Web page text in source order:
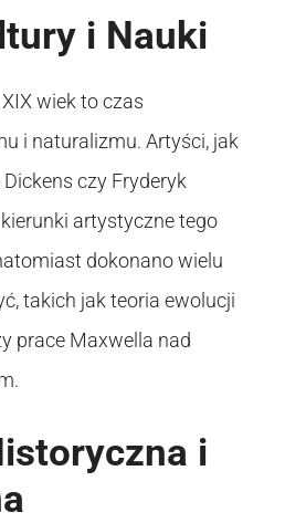
i Nauki
wiek to czas
i naturalizmu. Artyści, jak
czy Fryderyk
artystyczne tego
dokonano wielu
takich jak teoria ewolucji
prace Maxwella nad
i